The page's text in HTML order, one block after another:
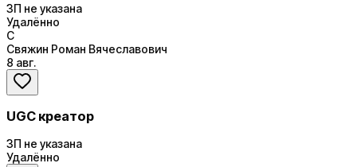
ЗП не указана
Удалённо
С
Свяжин Роман Вячеславович
8 авг.
UGC креатор
ЗП не указана
Удалённо